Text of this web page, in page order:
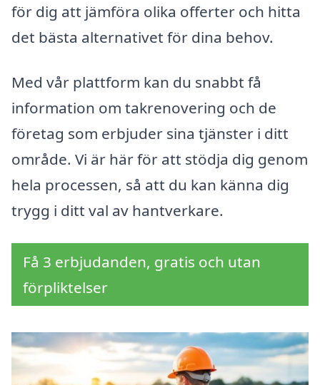
för dig att jämföra olika offerter och hitta
det bästa alternativet för dina behov.
Med vår plattform kan du snabbt få
information om takrenovering och de
företag som erbjuder sina tjänster i ditt
område. Vi är här för att stödja dig genom
hela processen, så att du kan känna dig
trygg i ditt val av hantverkare.
Få 3 erbjudanden, gratis och utan
förpliktelser